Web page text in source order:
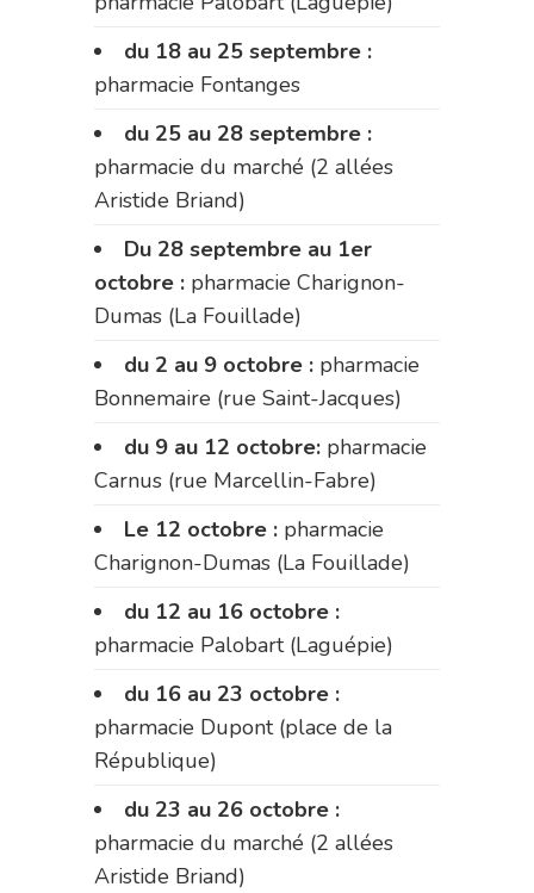
du 18 au 25 septembre :
pharmacie Fontanges
du 25 au 28 septembre :
pharmacie du marché (2 allées
Aristide Briand)
Du 28 septembre au 1er
octobre : pharmacie Charignon-
Dumas (La Fouillade)
du 2 au 9 octobre : pharmacie
Bonnemaire (rue Saint-Jacques)
du 9 au 12 octobre: pharmacie
Carnus (rue Marcellin-Fabre)
Le 12 octobre : pharmacie
Charignon-Dumas (La Fouillade)
du 12 au 16 octobre :
pharmacie Palobart (Laguépie)
du 16 au 23 octobre :
pharmacie Dupont (place de la
République)
du 23 au 26 octobre :
pharmacie du marché (2 allées
Aristide Briand)